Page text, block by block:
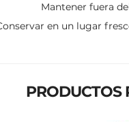
Mantener fuera
en un lugar
PRODUCTOS